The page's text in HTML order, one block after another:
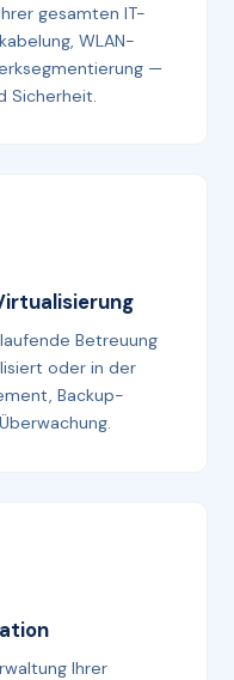
gesamten IT-
WLAN-
—
Sicherheit.
Betreuung
oder in der
Backup-
Ihrer